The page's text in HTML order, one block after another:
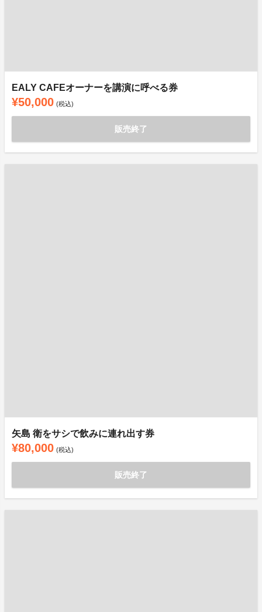
EALY CAFEオーナーを講演に呼べる券
¥50,000 (税込)
販売終了
矢島 衛をサシで飲みに連れ出す券
¥80,000 (税込)
販売終了